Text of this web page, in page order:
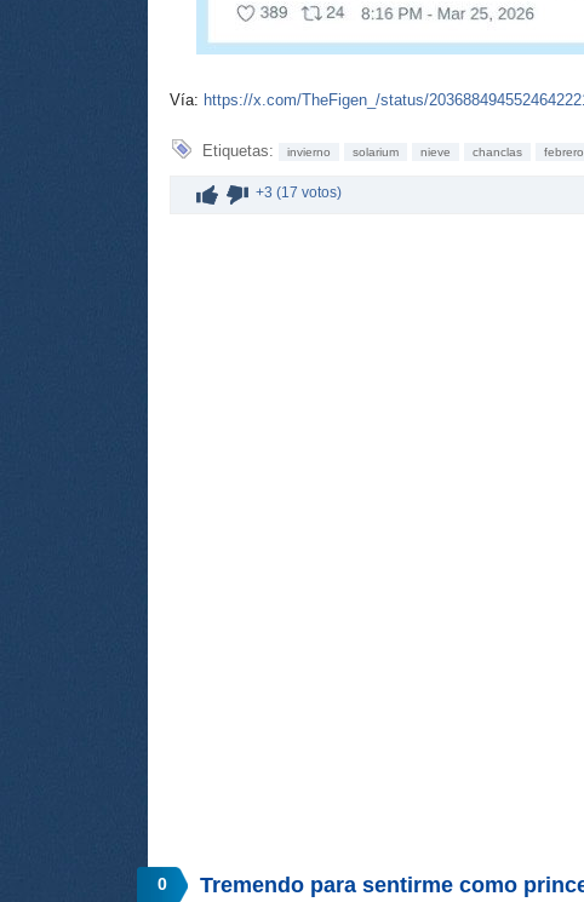
Vía: https://x.com/TheFigen_/status/
Etiquetas: invierno solarium nieve chanclas febrero
+3 (17 votos)
0
Tremendo para sentirme como